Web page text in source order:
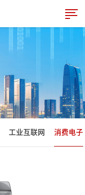
工业互联网 消费电子